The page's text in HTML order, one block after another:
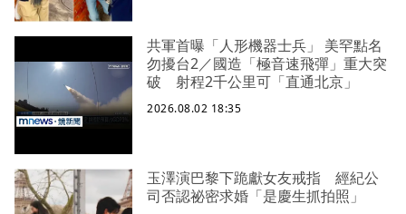
共軍首曝「人形機器士兵」 美罕點名
勿擾台2／國造「極音速飛彈」重大突
破 射程2千公里可「直通北京」
2026.08.02 18:35
玉澤演巴黎下跪獻女友戒指 經紀公
司否認祕密求婚「是慶生抓拍照」